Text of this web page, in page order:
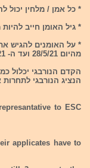
* כל אמן / מלחין יכול להגיש עד 3
* גיל האומן חייב להיות מעל גיל 16
* על האומנים להגיש
מהיום 28/5/21 ועד ה- 16/8/21.
הנציג הנורבגי לתחרות
to ESC
applicates have to